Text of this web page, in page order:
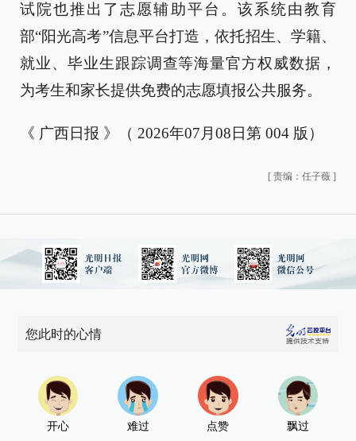
试院也推出了志愿辅助平台。该系统由教育
部“阳光高考”信息平台打造，依托招生、学籍、
就业、毕业生跟踪调查等海量官方权威数据，
为考生和家长提供免费的志愿填报公共服务。
《 广西日报 》（ 2026年07月08日第 004 版）
[ 责编：任子薇 ]
您此时的心情
开心 难过 点赞 飘过